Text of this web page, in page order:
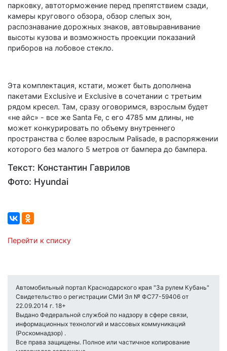
парковку, автоторможение перед препятствием сзади,
камеры кругового обзора, обзор слепых зон,
распознавание дорожных знаков, автовыравнивание
высоты кузова и возможность проекции показаний
приборов на лобовое стекло.
Эта комплектация, кстати, может быть дополнена
пакетами Exclusive и Exclusive в сочетании с третьим
рядом кресел. Там, сразу оговоримся, взрослым будет
«не айс» - все же Santa Fe, с его 4785 мм длины, не
может конкурировать по объему внутреннего
пространства с более взрослым Palisade, в распоряжении
которого без малого 5 метров от бампера до бампера.
Текст: Константин Гаврилов
Фото: Hyundai
Перейти к списку
Автомобильный портал Краснодарского края "За рулем Кубань"
Свидетельство о регистрации СМИ Эл № ФС77-59406 от
22.09.2014 г. 18+
Выдано Федеральной службой по надзору в сфере связи,
информационных технологий и массовых коммуникаций
(Роскомнадзор) .
Все права защищены. Полное или частичное копирование